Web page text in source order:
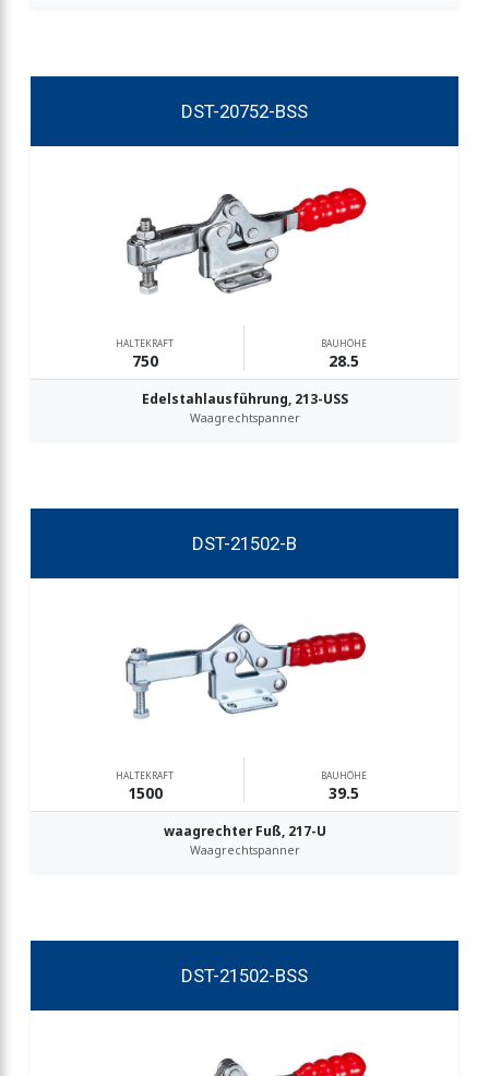
DST-20752-BSS
HALTEKRAFT
750
BAUHÖHE
28.5
Edelstahlausführung, 213-USS
Waagrechtspanner
DST-21502-B
HALTEKRAFT
1500
BAUHÖHE
39.5
waagrechter Fuß, 217-U
Waagrechtspanner
DST-21502-BSS